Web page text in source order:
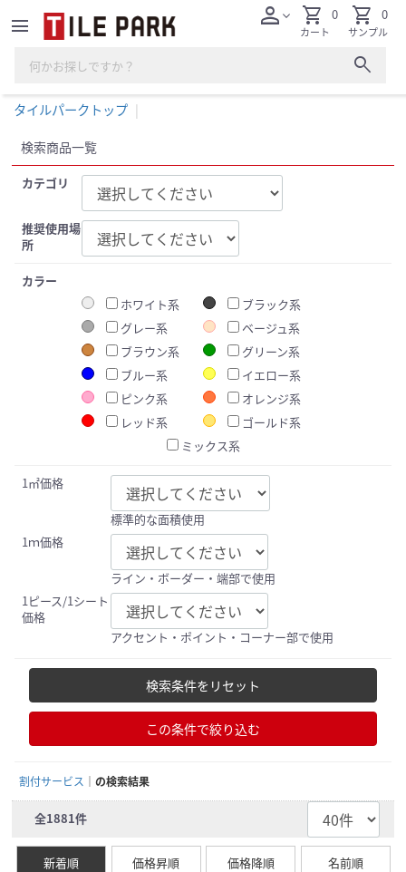
menu
search
personexpand_more shopping_cart
カート
0 shopping_cart
サンプル
0
タイルパークトップ
検索商品一覧
カテゴリ
推奨使用場
所
カラー
ホワイト系
ブラック系
グレー系
ベージュ系
ブラウン系
グリーン系
ブルー系
イエロー系
ピンク系
オレンジ系
レッド系
ゴールド系
ミックス系
1㎡価格
標準的な面積使用
1ｍ価格
ライン・ボーダー・端部で使用
1ピース/1シート
価格
アクセント・ポイント・コーナー部で使用
検索条件をリセット
この条件で絞り込む
割付サービス の検索結果
全1881件
新着順 価格昇順 価格降順 名前順